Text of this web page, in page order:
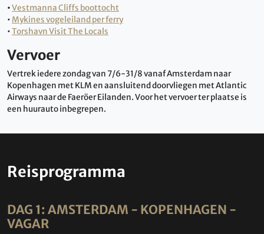
•Vestmanna Cliffs boottocht
• Mykines vogeleiland per ferry
•Torshavn Visit The Locals
Vervoer
Vertrek iedere zondag van 7/6-31/8 vanaf Amsterdam naar
Kopenhagen met KLMen aansluitend doorvliegen met Atlantic
Airways naar de Faeröer Eilanden. Voor het vervoer ter plaatse is
een huurauto inbegrepen.
Reisprogramma
DAG 1: AMSTERDAM - KOPENHAGEN -
VAGAR